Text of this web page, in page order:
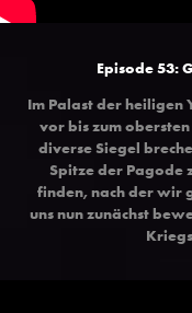
Episode 53:
Im Palast der heiligen
vor bis zum
diverse Siegel
Spitze der Pagode
finden, nach der wir
uns nun zunächst